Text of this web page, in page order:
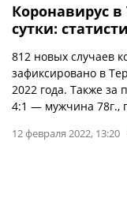
Коронавирус в
сутки:
812 новых случаев
зафиксировано в
2022 года. Также за
4:1 — мужчина 78г.,
12 февраля 2022, 13:20